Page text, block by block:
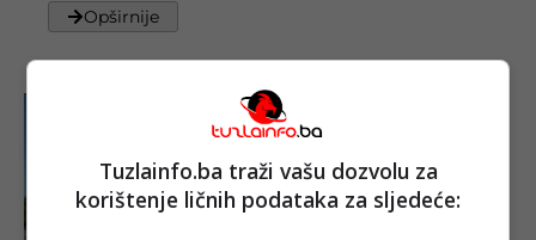
Opširnije
Tuzlainfo.ba traži vašu dozvolu za
korištenje ličnih podataka za sljedeće: